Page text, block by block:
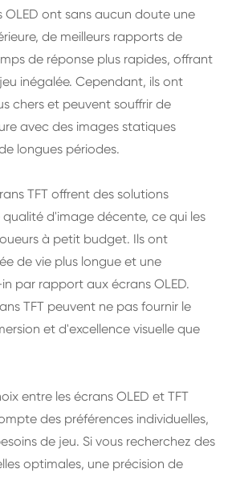
OLED ont sans aucun doute une
de meilleurs rapports de
de réponse plus rapides, offrant
inégalée. Cependant, ils ont
chers et peuvent souffrir de
avec des images statiques
longues périodes.
TFT offrent des solutions
d'image décente, ce qui les
à petit budget. Ils ont
de vie plus longue et une
par rapport aux écrans OLED.
TFT peuvent ne pas fournir le
et d'excellence visuelle que
entre les écrans OLED et TFT
des préférences individuelles,
de jeu. Si vous recherchez des
optimales, une précision de